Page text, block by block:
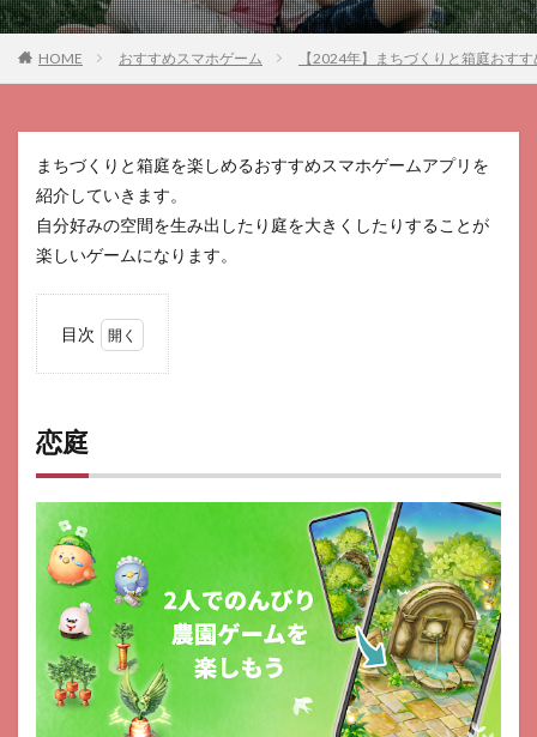
HOME おすすめスマホゲーム 【2024年】まちづくりと箱庭おす
まちづくりと箱庭を楽しめるおすすめスマホゲームアプリを
紹介していきます。
自分好みの空間を生み出したり庭を大きくしたりすることが
楽しいゲームになります。
目次
ライ
フア
3
おね
がい
社
長！
4
ザ・
グラ
恋庭